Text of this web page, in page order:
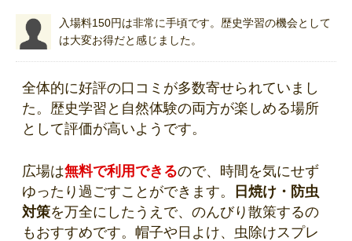
入場料150円は非常に手頃です。歴史学習の機会として
は大変お得だと感じました。
全体的に好評の口コミが多数寄せられていまし
た。歴史学習と自然体験の両方が楽しめる場所
として評価が高いようです。
広場は無料で利用できるので、時間を気にせず
ゆったり過ごすことができます。
日焼け・防虫
対策を万全にしたうえで、のんびり散策するの
もおすすめです。帽子や日よけ、虫除けスプレ